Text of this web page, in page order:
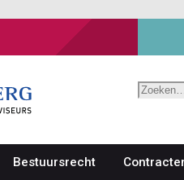
Zoeken
Bestuursrecht